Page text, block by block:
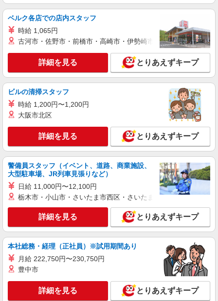
定性のある正社員＊看護助手
【正社員】月給240,000〜400,000円 ・基本
給：200,000円〜220,000円 ・資格手当：10,000〜
30,000円 ・役職手当：10,000〜70,000円 ・処遇改
善手当：20,000〜60,000円（勤続年数、保有資格
により変動） ・固定残業手当：20,000円（10時
間） ※固定残業時間を超過する場合には超過勤務
（上記給与とは別に支給） 下記資格をお持ちの方
歓迎 ・認知症介護基礎研修 ・初任者研修 ・実務
者研修 ・介護福祉士 など
キープ 詳細を見る
職業紹介
株式会社kotrio /●YK-S-2098609
小田急相模原駅◆病院の補助STAFF◆患者さ
【正社員】月給240,000〜400,000円 ・基本
給：200,000円〜220,000円 ・資格手当：10,000〜
30,000円 ・役職手当：10,000〜70,000円 ・処遇改
善手当：20,000〜60,000円（勤続年数、保有資格
により変動） ・固定残業手当：20,000円（10時
間） ※固定残業時間を超過する場合には超過勤務
手当として別途支給 ・夜勤手当：10,000円/1回
（上記給与とは別に支給） 下記資格をお持ちの方
者研修 ・介護福祉士 など
神奈川県相模原市南区
キープ 詳細を見る
派遣社員
株式会社トラストグロース 新宿本社 第2営業部
サービス付き高齢者向け住宅での看護師
時給：2400円
神奈川県相模原市南区
詳細を見る
株式会社トラストグロース 新宿本社 第2営業部
ベルク各店での店内スタッフ
時給 1,065円
古河市・佐野市・前橋市・高崎市・伊勢崎市・太田市・館林市
詳細を見る とりあえずキープ
ビルの清掃スタッフ
時給 1,200円〜1,200円
大阪市北区
詳細を見る とりあえずキープ
警備員スタッフ（イベント、道路、商業施設、
大型駐車場、JR列車見張りなど）
日給 11,000円〜12,100円
栃木市・小山市・さいたま市西区・さいたま市岩槻区・久喜市・
詳細を見る とりあえずキープ
本社総務・経理（正社員）※試用期間あり
月給 222,750円〜230,750円
豊中市
詳細を見る とりあえずキープ